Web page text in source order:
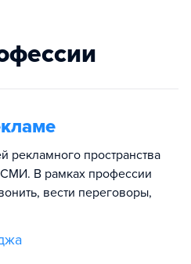
рекламного пространства
В рамках профессии
вести переговоры,